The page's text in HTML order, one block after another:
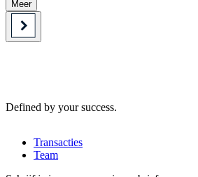
Meer
Defined by your success.
Transacties
Team